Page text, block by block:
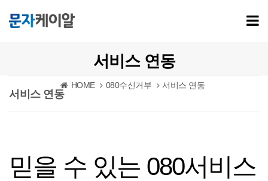
서비스 연동
HOME 080수신거부 서비스 연동
서비스 연동
믿을 수 있는 080서비스